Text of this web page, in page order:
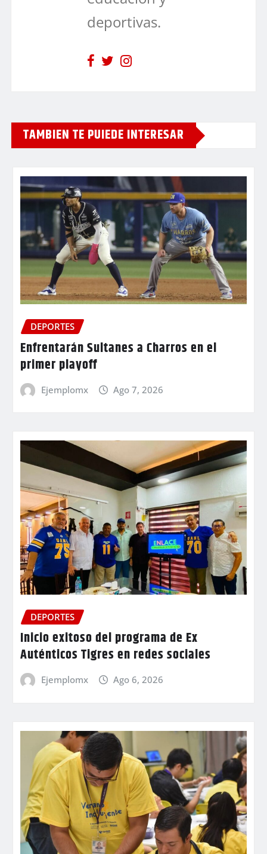
deportivas.
TAMBIEN TE PUIEDE INTERESAR
DEPORTES
Enfrentarán Sultanes a Charros en el
primer playoff
Ejemplomx Ago 7, 2026
DEPORTES
Inicio exitoso del programa de Ex
Auténticos Tigres en redes sociales
Ejemplomx Ago 6, 2026